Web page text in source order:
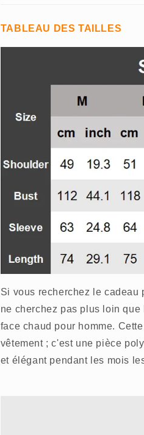
TABLEAU DES TAILLES
Si vous recherchez le
ne cherchez pas plus loin
face chaud pour homme.
vêtement ; c'est une pièce
et élégant pendant les mois